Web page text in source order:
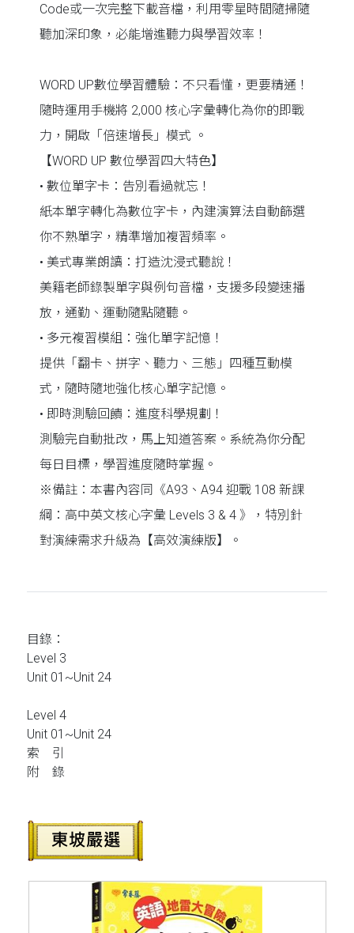
Code或一次完整下載音檔，利用零星時間隨掃隨
聽加深印象，必能增進聽力與學習效率！
WORD UP數位學習體驗：不只看懂，更要精通！
隨時運用手機將 2,000 核心字彙轉化為你的即戰
力，開啟「倍速增長」模式 。
【WORD UP 數位學習四大特色】
• 數位單字卡：告別看過就忘！
紙本單字轉化為數位字卡，內建演算法自動篩選
你不熟單字，精準增加複習頻率。
• 美式專業朗讀：打造沈浸式聽說！
美籍老師錄製單字與例句音檔，支援多段變速播
放，通勤、運動隨點隨聽。
• 多元複習模組：強化單字記憶！
提供「翻卡、拼字、聽力、三態」四種互動模
式，隨時隨地強化核心單字記憶。
• 即時測驗回饋：進度科學規劃！
測驗完自動批改，馬上知道答案。系統為你分配
每日目標，學習進度隨時掌握。
※備註：本書內容同《A93、A94 迎戰 108 新課
綱：高中英文核心字彙 Levels 3 & 4 》，特別針
對演練需求升級為【高效演練版】。
目錄：
Level 3
Unit 01~Unit 24
Level 4
Unit 01~Unit 24
索 引
附 錄